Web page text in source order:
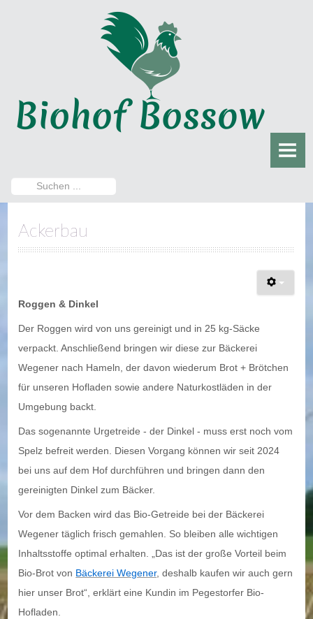
Heute
Aktuelles
Öffnungszeiten
Kühe und Rinder
DIE LANDWIRTSCHAFT
Ackerbau
Suchen
...
Ackerbau
Roggen & Dinkel
Der Roggen wird von uns gereinigt und in 25 kg-Säcke
verpackt. Anschließend bringen wir diese zur Bäckerei
Wegener nach Hameln, der davon wiederum Brot + Brötchen
für unseren Hofladen sowie andere Naturkostläden in der
Umgebung backt.
Das sogenannte Urgetreide - der Dinkel - muss erst noch vom
Spelz befreit werden. Diesen Vorgang können wir seit 2024
bei uns auf dem Hof durchführen und bringen dann den
gereinigten Dinkel zum Bäcker.
Vor dem Backen wird das Bio-Getreide bei der Bäckerei
Wegener täglich frisch gemahlen. So bleiben alle wichtigen
Inhaltsstoffe optimal erhalten. „Das ist der große Vorteil beim
Bio-Brot von Bäckerei Wegener, deshalb kaufen wir auch gern
hier unser Brot“, erklärt eine Kundin im Pegestorfer Bio-
Hofladen.